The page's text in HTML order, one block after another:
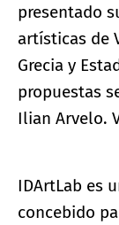
presentado
artísticas de
Grecia y
propuestas
Ilian Arvelo.
IDArtLab es
concebido